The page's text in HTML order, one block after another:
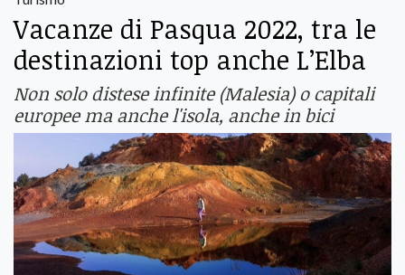
Vacanze di Pasqua 2022, tra le
destinazioni top anche L’Elba
Non solo distese infinite (Malesia) o capitali
europee ma anche l'isola, anche in bici